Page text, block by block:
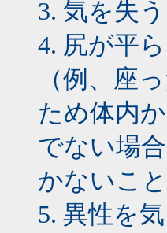
3. 気を失
4. 尻が平
（例、座
ため体内
でない場
かないこ
5. 異性を